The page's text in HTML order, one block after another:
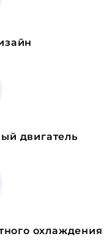
двигатель
охлаждения